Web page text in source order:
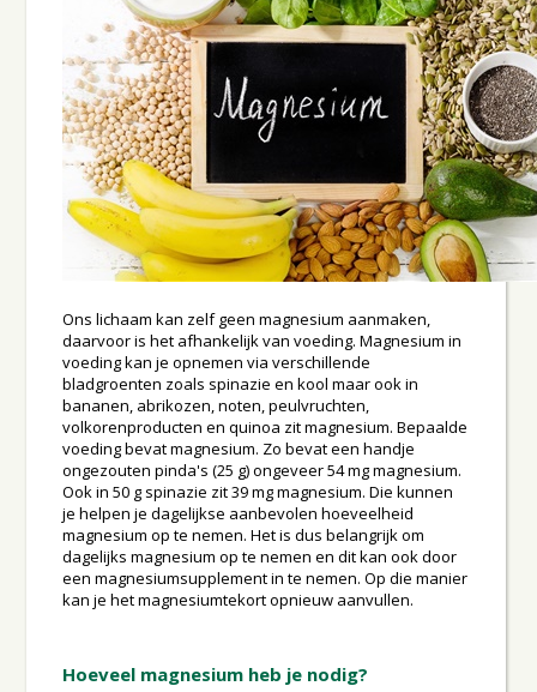
Ons lichaam kan zelf geen magnesium aanmaken,
daarvoor is het afhankelijk van voeding. Magnesium in
voeding kan je opnemen via verschillende
bladgroenten zoals spinazie en kool maar ook in
bananen, abrikozen, noten, peulvruchten,
volkorenproducten en quinoa zit magnesium. Bepaalde
voeding bevat magnesium. Zo bevat een handje
ongezouten pinda's (25 g) ongeveer 54 mg magnesium.
Ook in 50 g spinazie zit 39 mg magnesium. Die kunnen
je helpen je dagelijkse aanbevolen hoeveelheid
magnesium op te nemen. Het is dus belangrijk om
dagelijks magnesium op te nemen en dit kan ook door
een magnesiumsupplement in te nemen. Op die manier
kan je het magnesiumtekort opnieuw aanvullen.
Hoeveel magnesium heb je nodig?